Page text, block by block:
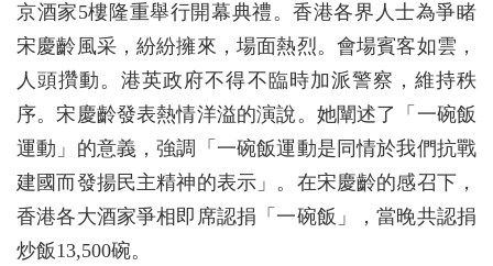
京酒家5樓隆重舉行開幕典禮。香港各界人士為爭睹
宋慶齡風采，紛紛擁來，場面熱烈。會場賓客如雲，
人頭攢動。港英政府不得不臨時加派警察，維持秩
序。宋慶齡發表熱情洋溢的演說。她闡述了「一碗飯
運動」的意義，強調「一碗飯運動是同情於我們抗戰
建國而發揚民主精神的表示」。在宋慶齡的感召下，
香港各大酒家爭相即席認捐「一碗飯」，當晚共認捐
炒飯13,500碗。